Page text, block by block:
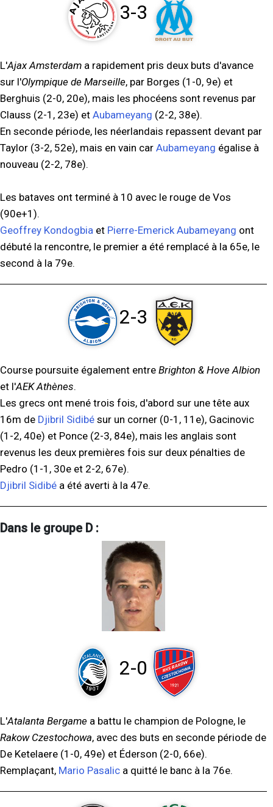
3-3
L'Ajax Amsterdam a rapidement pris deux buts d'avance
sur l'Olympique de Marseille, par Borges (1-0, 9e) et
Berghuis (2-0, 20e), mais les phocéens sont revenus par
Clauss (2-1, 23e) et Aubameyang (2-2, 38e).
En seconde période, les néerlandais repassent devant par
Taylor (3-2, 52e), mais en vain car Aubameyang égalise à
nouveau (2-2, 78e).
Les bataves ont terminé à 10 avec le rouge de Vos
(90e+1).
Geoffrey Kondogbia et Pierre-Emerick Aubameyang ont
débuté la rencontre, le premier a été remplacé à la 65e, le
second à la 79e.
2-3
Course poursuite également entre Brighton & Hove Albion
et l'AEK Athènes.
Les grecs ont mené trois fois, d'abord sur une tête aux
16m de Djibril Sidibé sur un corner (0-1, 11e), Gacinovic
(1-2, 40e) et Ponce (2-3, 84e), mais les anglais sont
revenus les deux premières fois sur deux pénalties de
Pedro (1-1, 30e et 2-2, 67e).
Djibril Sidibé a été averti à la 47e.
Dans le groupe D :
2-0
L'Atalanta Bergame a battu le champion de Pologne, le
Rakow Czestochowa, avec des buts en seconde période de
De Ketelaere (1-0, 49e) et Éderson (2-0, 66e).
Remplaçant, Mario Pasalic a quitté le banc à la 76e.